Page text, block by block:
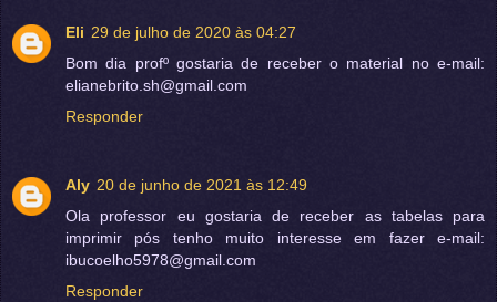
Eli 29 de julho de 2020 às 04:27
Bom dia profº gostaria de receber o material no e-mail:
elianebrito.sh@gmail.com
Responder
Aly 20 de junho de 2021 às 12:49
Ola professor eu gostaria de receber as tabelas para
imprimir pós tenho muito interesse em fazer e-mail:
ibucoelho5978@gmail.com
Responder